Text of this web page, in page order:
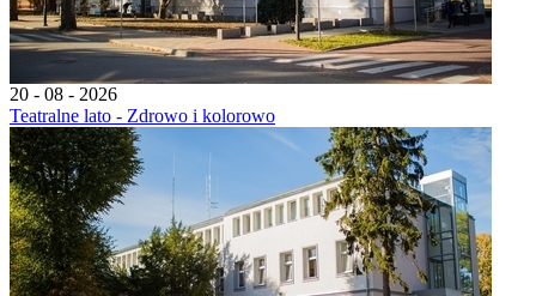
20 - 08 - 2026
Teatralne lato - Zdrowo i kolorowo